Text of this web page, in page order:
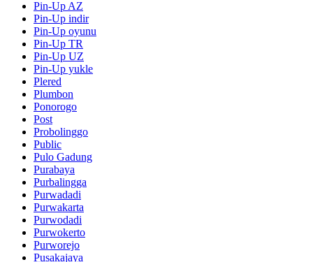
Pin-Up AZ
Pin-Up indir
Pin-Up oyunu
Pin-Up TR
Pin-Up UZ
Pin-Up yukle
Plered
Plumbon
Ponorogo
Post
Probolinggo
Public
Pulo Gadung
Purabaya
Purbalingga
Purwadadi
Purwakarta
Purwodadi
Purwokerto
Purworejo
Pusakajaya